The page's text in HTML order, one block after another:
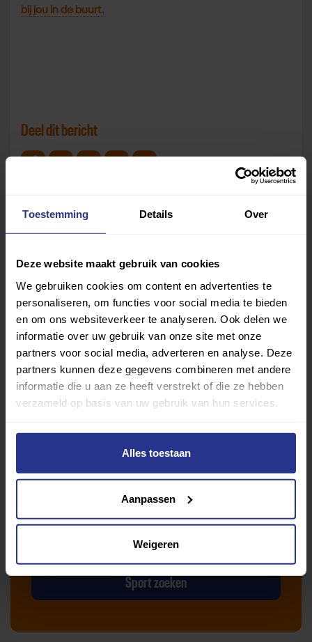
Toestemming Details Over
Deze website maakt gebruik van cookies
We gebruiken cookies om content en advertenties te
personaliseren, om functies voor social media te bieden
en om ons websiteverkeer te analyseren. Ook delen we
informatie over uw gebruik van onze site met onze
partners voor social media, adverteren en analyse. Deze
partners kunnen deze gegevens combineren met andere
informatie die u aan ze heeft verstrekt of die ze hebben
verzameld op basis van uw gebruik van hun services.
Alles toestaan
Aanpassen
Weigeren
bij jou in de buurt.
Deel dit bericht
vind je gemakkelijk jouw favoriete sport of activiteit.
Met meer dan 4250 sportclubs is er altijd een sport
Sport zoeken